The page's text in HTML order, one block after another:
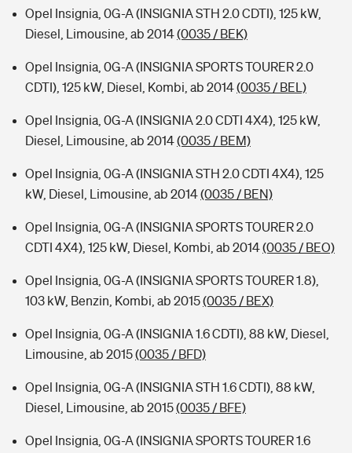
Opel Insignia, 0G-A (INSIGNIA STH 2.0 CDTI), 125 kW,
Diesel, Limousine, ab 2014(0035 / BEK)
Opel Insignia, 0G-A (INSIGNIA SPORTS TOURER 2.0
CDTI), 125 kW, Diesel, Kombi, ab 2014(0035 / BEL)
Opel Insignia, 0G-A (INSIGNIA 2.0 CDTI 4X4), 125 kW,
Diesel, Limousine, ab 2014(0035 / BEM)
Opel Insignia, 0G-A (INSIGNIA STH 2.0 CDTI 4X4), 125
kW, Diesel, Limousine, ab 2014(0035 / BEN)
Opel Insignia, 0G-A (INSIGNIA SPORTS TOURER 2.0
CDTI 4X4), 125 kW, Diesel, Kombi, ab 2014(0035 / BEO)
Opel Insignia, 0G-A (INSIGNIA SPORTS TOURER 1.8),
103 kW, Benzin, Kombi, ab 2015(0035 / BEX)
Opel Insignia, 0G-A (INSIGNIA 1.6 CDTI), 88 kW, Diesel,
Limousine, ab 2015(0035 / BFD)
Opel Insignia, 0G-A (INSIGNIA STH 1.6 CDTI), 88 kW,
Diesel, Limousine, ab 2015(0035 / BFE)
Opel Insignia, 0G-A (INSIGNIA SPORTS TOURER 1.6